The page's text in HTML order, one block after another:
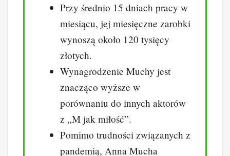
Przy średnio 15 dniach pracy w
miesiącu, jej miesięczne zarobki
wynoszą około 120 tysięcy
złotych.
Wynagrodzenie Muchy jest
znacząco wyższe w
porównaniu do innych aktorów
z „M jak miłość”.
Pomimo trudności związanych z
pandemią, Anna Mucha